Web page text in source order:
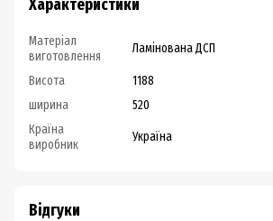
Характеристики
Матеріал
виготовлення
Ламінована ДСП
Висота
1188
ширина
520
Країна
виробник
Україна
Відгуки